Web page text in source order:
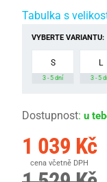
Tabulka s
VYBERTE VARIANTU:
S
3 - 5 dní
L
3 - 5
Dostupnost: u
1 039 Kč
cena včetně DPH